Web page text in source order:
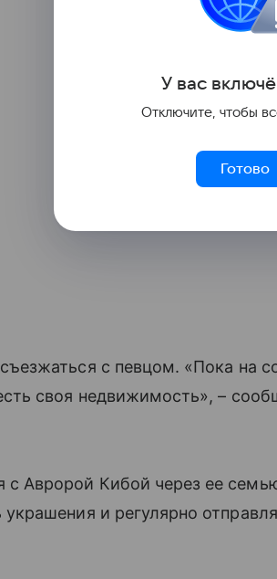
с певцом. «Пока на
своя недвижимость», –
Авророй Кибой через ее
и регулярно
У вас включ
Отключите, чтобы
Готово